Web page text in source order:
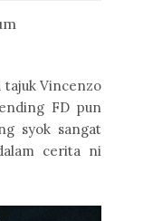
tajuk Vincenzo
FD pun
syok sangat
cerita ni